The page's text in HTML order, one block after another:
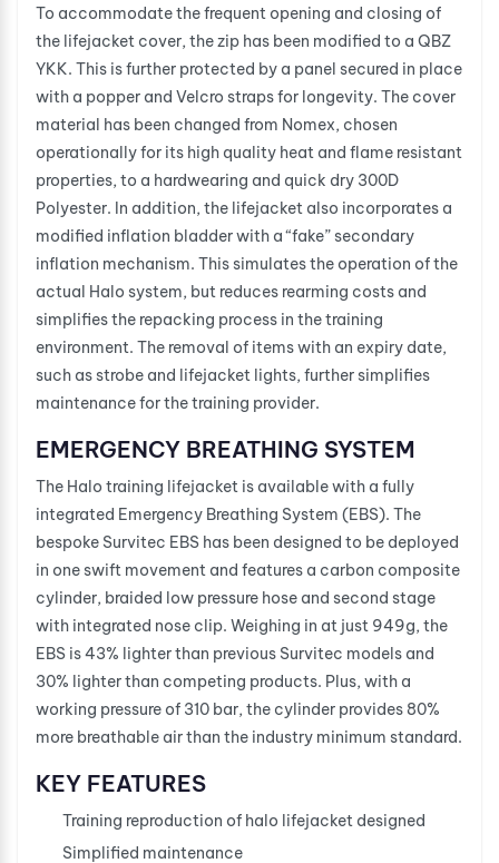
To accommodate the frequent opening and closing of
the lifejacket cover, the zip has been modified to a QBZ
YKK. This is further protected by a panel secured in place
with a popper and Velcro straps for longevity. The cover
material has been changed from Nomex, chosen
operationally for its high quality heat and flame resistant
properties, to a hardwearing and quick dry 300D
Polyester. In addition, the lifejacket also incorporates a
modified inflation bladder with a “fake” secondary
inflation mechanism. This simulates the operation of the
actual Halo system, but reduces rearming costs and
simplifies the repacking process in the training
environment. The removal of items with an expiry date,
such as strobe and lifejacket lights, further simplifies
maintenance for the training provider.
EMERGENCY BREATHING SYSTEM
The Halo training lifejacket is available with a fully
integrated Emergency Breathing System (EBS). The
bespoke Survitec EBS has been designed to be deployed
in one swift movement and features a carbon composite
cylinder, braided low pressure hose and second stage
with integrated nose clip. Weighing in at just 949g, the
EBS is 43% lighter than previous Survitec models and
30% lighter than competing products. Plus, with a
working pressure of 310 bar, the cylinder provides 80%
more breathable air than the industry minimum standard.
KEY FEATURES
Training reproduction of halo lifejacket designed
Simplified maintenance